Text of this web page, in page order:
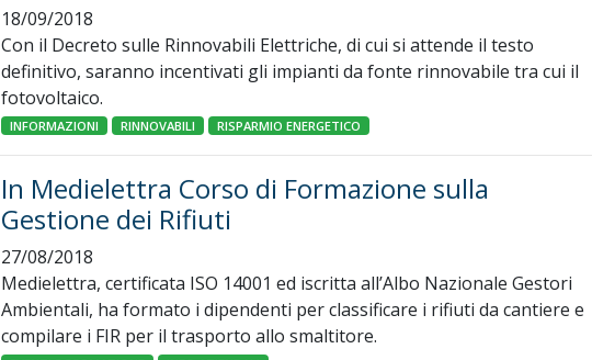
18/09/2018
Con il Decreto sulle Rinnovabili Elettriche, di cui si attende il testo
definitivo, saranno incentivati gli impianti da fonte rinnovabile tra cui il
fotovoltaico.
INFORMAZIONI RINNOVABILI RISPARMIO ENERGETICO
In Medielettra Corso di Formazione sulla
Gestione dei Rifiuti
27/08/2018
Medielettra, certificata ISO 14001 ed iscritta all’Albo Nazionale Gestori
Ambientali, ha formato i dipendenti per classificare i rifiuti da cantiere e
compilare i FIR per il trasporto allo smaltitore.